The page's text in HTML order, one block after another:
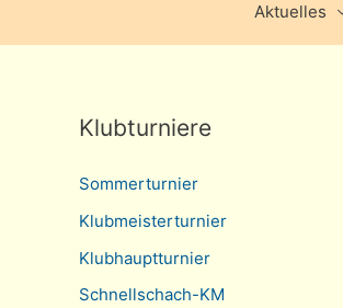
Aktuelles
Klubturniere
Sommerturnier
Klubmeisterturnier
Klubhauptturnier
Schnellschach-KM